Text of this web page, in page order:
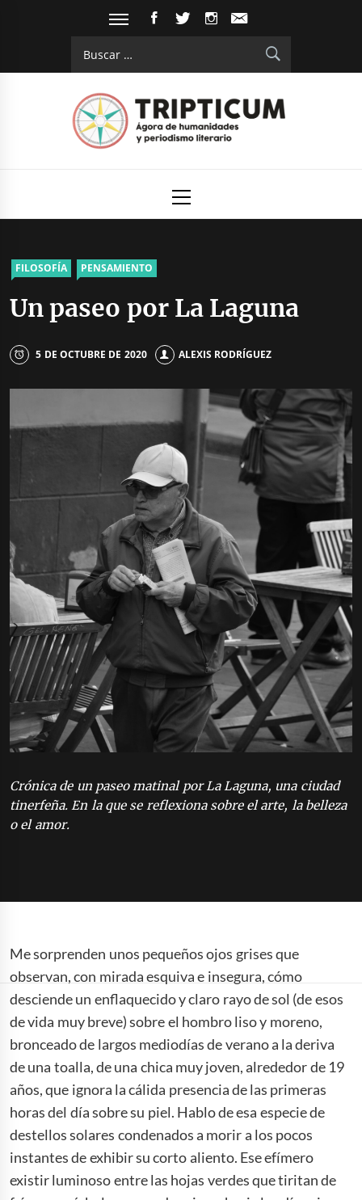
FACEBOOKTWITTERINSTAGRAM
principal
FILOSOFÍA PENSAMIENTO
Un paseo por La Laguna
5 DE OCTUBRE DE 2020 ALEXIS RODRÍGUEZ
Crónica de un paseo matinal por La Laguna, una ciudad
tinerfeña. En la que se reflexiona sobre el arte, la belleza
o el amor.
Me sorprenden unos pequeños ojos grises que
observan, con mirada esquiva e insegura, cómo
desciende un enflaquecido y claro rayo de sol (de esos
de vida muy breve) sobre el hombro liso y moreno,
bronceado de largos mediodías de verano a la deriva
de una toalla, de una chica muy joven, alrededor de 19
años, que ignora la cálida presencia de las primeras
horas del día sobre su piel. Hablo de esa especie de
destellos solares condenados a morir a los pocos
instantes de exhibir su corto aliento. Ese efímero
existir luminoso entre las hojas verdes que tiritan de